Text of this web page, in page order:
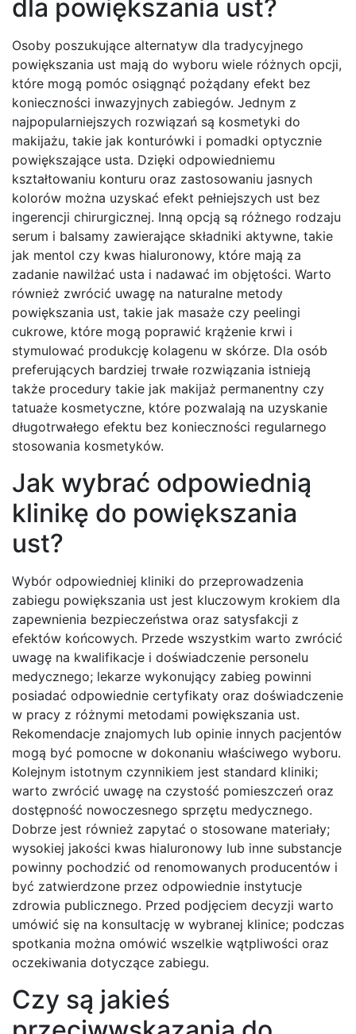
dla powiększania ust?
Osoby poszukujące alternatyw dla tradycyjnego
powiększania ust mają do wyboru wiele różnych opcji,
które mogą pomóc osiągnąć pożądany efekt bez
konieczności inwazyjnych zabiegów. Jednym z
najpopularniejszych rozwiązań są kosmetyki do
makijażu, takie jak konturówki i pomadki optycznie
powiększające usta. Dzięki odpowiedniemu
kształtowaniu konturu oraz zastosowaniu jasnych
kolorów można uzyskać efekt pełniejszych ust bez
ingerencji chirurgicznej. Inną opcją są różnego rodzaju
serum i balsamy zawierające składniki aktywne, takie
jak mentol czy kwas hialuronowy, które mają za
zadanie nawilżać usta i nadawać im objętości. Warto
również zwrócić uwagę na naturalne metody
powiększania ust, takie jak masaże czy peelingi
cukrowe, które mogą poprawić krążenie krwi i
stymulować produkcję kolagenu w skórze. Dla osób
preferujących bardziej trwałe rozwiązania istnieją
także procedury takie jak makijaż permanentny czy
tatuaże kosmetyczne, które pozwalają na uzyskanie
długotrwałego efektu bez konieczności regularnego
stosowania kosmetyków.
Jak wybrać odpowiednią
klinikę do powiększania
ust?
Wybór odpowiedniej kliniki do przeprowadzenia
zabiegu powiększania ust jest kluczowym krokiem dla
zapewnienia bezpieczeństwa oraz satysfakcji z
efektów końcowych. Przede wszystkim warto zwrócić
uwagę na kwalifikacje i doświadczenie personelu
medycznego; lekarze wykonujący zabieg powinni
posiadać odpowiednie certyfikaty oraz doświadczenie
w pracy z różnymi metodami powiększania ust.
Rekomendacje znajomych lub opinie innych pacjentów
mogą być pomocne w dokonaniu właściwego wyboru.
Kolejnym istotnym czynnikiem jest standard kliniki;
warto zwrócić uwagę na czystość pomieszczeń oraz
dostępność nowoczesnego sprzętu medycznego.
Dobrze jest również zapytać o stosowane materiały;
wysokiej jakości kwas hialuronowy lub inne substancje
powinny pochodzić od renomowanych producentów i
być zatwierdzone przez odpowiednie instytucje
zdrowia publicznego. Przed podjęciem decyzji warto
umówić się na konsultację w wybranej klinice; podczas
spotkania można omówić wszelkie wątpliwości oraz
oczekiwania dotyczące zabiegu.
Czy są jakieś